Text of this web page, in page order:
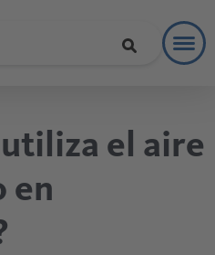
el aire
en